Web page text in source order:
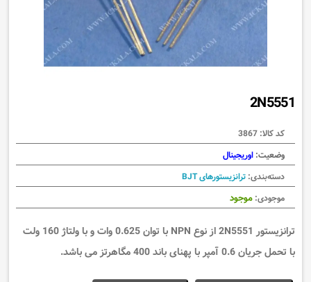
2N5551
کد کالا: 3867
وضعیت: اوریجینال
دسته‌بندی: ترانزیستورهای BJT
موجودی: موجود
ترانزیستور 2N5551 از نوع NPN با توان 0.625 وات و با ولتاژ 160 ولت
با تحمل جریان 0.6 آمپر با پهنای باند 400 مگاهرتز می باشد.